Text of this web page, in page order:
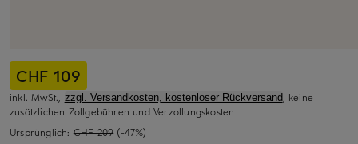
CHF 109
inkl. MwSt., zzgl. Versandkosten, kostenloser Rückversand, keine
zusätzlichen Zollgebühren und Verzollungskosten
Ursprünglich: CHF 209 (-47%)